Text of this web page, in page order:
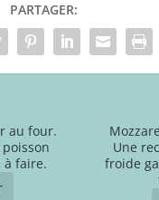
PARTAGER:
au four.
à faire.
Une
froide